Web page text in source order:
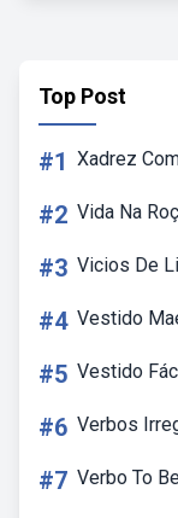
Top Post
#1 Xadrez
#2 Vida Na
#3 Vicios De
#4 Vestido
#5 Vestido
#6 Verbos
#7 Verbo To